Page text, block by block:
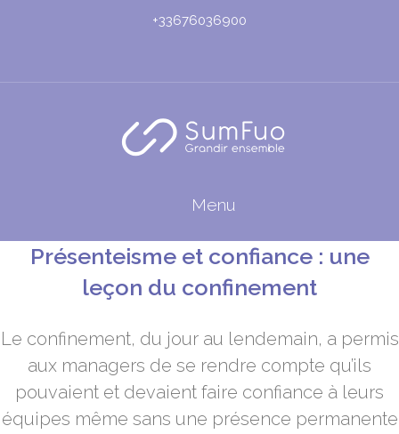
+33676036900
Menu
Présenteisme et confiance : une
leçon du confinement
Le confinement, du jour au lendemain, a permis
aux managers de se rendre compte qu’ils
pouvaient et devaient faire confiance à leurs
équipes même sans une présence permanente